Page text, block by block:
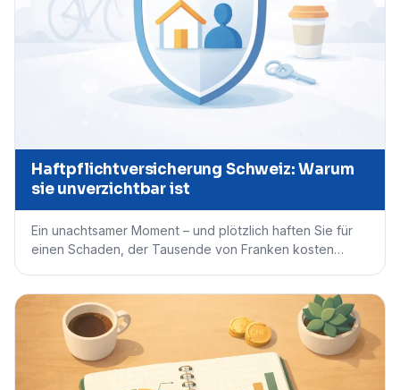
Haftpflichtversicherung Schweiz: Warum
sie unverzichtbar ist
Ein unachtsamer Moment – und plötzlich haften Sie für
einen Schaden, der Tausende von Franken kosten…